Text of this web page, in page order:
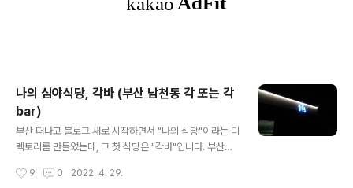
나의 심야식당, 각바 (부산 남천동 각 또는 각
bar)
부산 떠나고 블로그 새로 시작하면서 "나의 식당"이라는 디
렉토리를 만들었는데, 그 첫 식당은 "각바"입니다. 부산살
책과 영화 이야기를 하고, 하소연을 들어준 곳입니다. 그런
9 0 2022. 4. 29.